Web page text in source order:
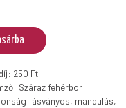
250 Ft
Száraz fehérbor
ásványos, mandulás,